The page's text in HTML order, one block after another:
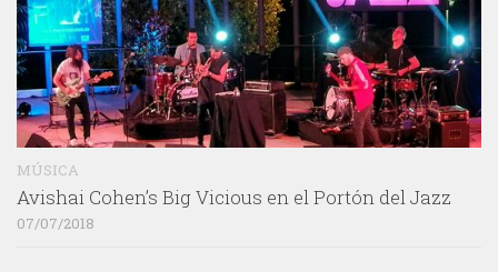
MÚSICA
Avishai Cohen’s Big Vicious en el Portón del Jazz
07/07/2018